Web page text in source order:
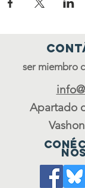
ser miembro
Apartado